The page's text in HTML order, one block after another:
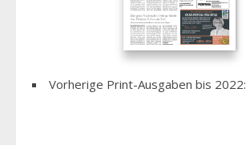
Vorherige Print-Ausgaben bis 2022: